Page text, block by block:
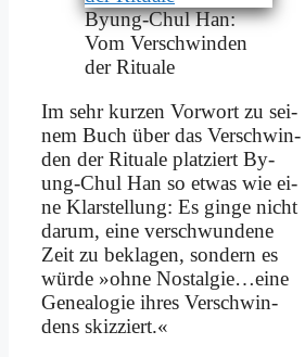
By­ung-Chul Han:
Vom Ver­schwin­den
der Ri­tua­le
Im sehr kur­zen Vor­wort zu sei­
nem Buch über das Ver­schwin­
den der Ri­tua­le plat­ziert By­
ung-Chul Han so et­was wie ei­
ne Klar­stel­lung: Es gin­ge nicht
dar­um, ei­ne ver­schwun­de­ne
Zeit zu be­kla­gen, son­dern es
wür­de »oh­ne Nostalgie…eine
Ge­nea­lo­gie ih­res Ver­schwin­
dens skiz­ziert.«